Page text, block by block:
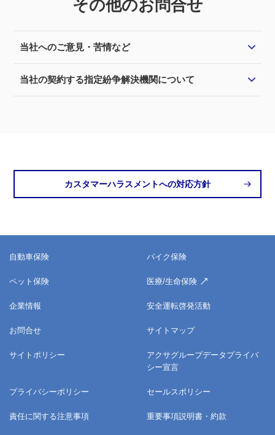
その他のお問合せ
当社へのご意見・苦情など
当社の契約する指定紛争解決機関について
カスタマーハラスメントへの対応方針
自動車保険 バイク保険
ペット保険 医療/生命保険
企業情報 安全運転啓発活動
お問合せ サイトマップ
サイトポリシー
アクサグループデータプライバ
シー宣言
プライバシーポリシー セールスポリシー
責任に関する注意事項 重要事項説明書・約款